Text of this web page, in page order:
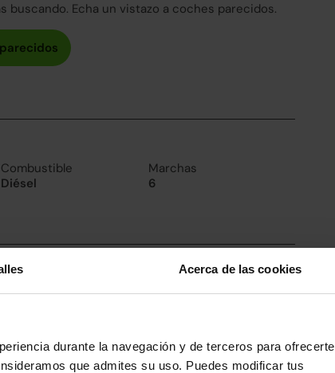
Acerca de las cookies
durante la navegación y de terceros para ofrecerte
que admites su uso. Puedes modificar tus
buscando. Echa un vistazo a coches parecidos.
Combustible
Diésel
Marchas
6